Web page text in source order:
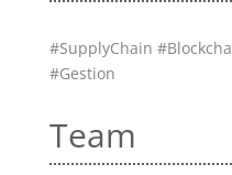
#SupplyChain
#Gestion
Team